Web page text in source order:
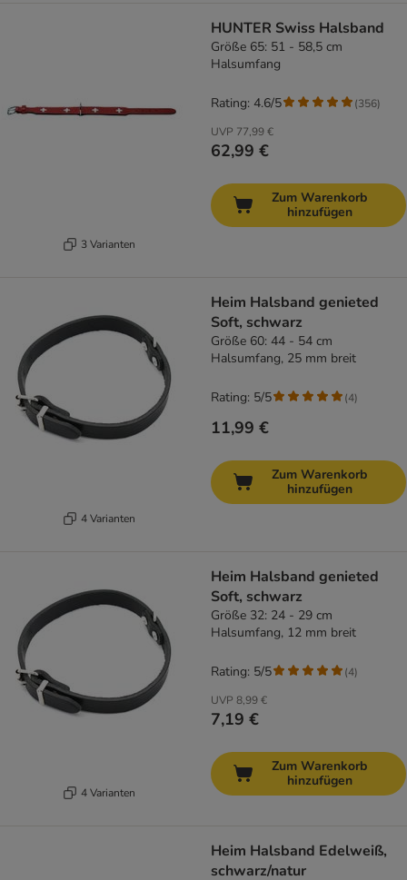
3 Varianten
HUNTER Swiss Halsband
Größe 65: 51 - 58,5 cm
Halsumfang
UVP 77,99 €
62,99 €
Rating: 4.6/5 (356)
Zum Warenkorb
hinzufügen
4 Varianten
Heim Halsband genieted
Soft, schwarz
Größe 60: 44 - 54 cm
Halsumfang, 25 mm breit
11,99 €
Rating: 5/5 (4)
Zum Warenkorb
hinzufügen
4 Varianten
Heim Halsband genieted
Soft, schwarz
Größe 32: 24 - 29 cm
Halsumfang, 12 mm breit
UVP 8,99 €
7,19 €
Rating: 5/5 (4)
Zum Warenkorb
hinzufügen
Heim Halsband Edelweiß,
schwarz/natur